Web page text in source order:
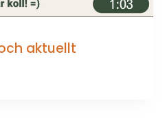
aktuellt